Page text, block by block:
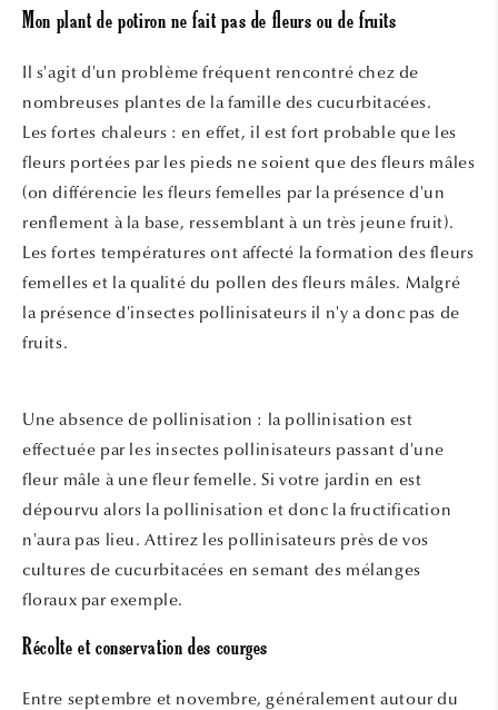
Mon plant de potiron ne fait pas de fleurs ou de fruits
Il s'agit d'un problème fréquent rencontré chez de
nombreuses plantes de la famille des cucurbitacées.
Les fortes chaleurs : en effet, il est fort probable que les
fleurs portées par les pieds ne soient que des fleurs mâles
(on différencie les fleurs femelles par la présence d'un
renflement à la base, ressemblant à un très jeune fruit).
Les fortes températures ont affecté la formation des fleurs
femelles et la qualité du pollen des fleurs mâles. Malgré
la présence d'insectes pollinisateurs il n'y a donc pas de
fruits.
Une absence de pollinisation : la pollinisation est
effectuée par les insectes pollinisateurs passant d'une
fleur mâle à une fleur femelle. Si votre jardin en est
dépourvu alors la pollinisation et donc la fructification
n'aura pas lieu. Attirez les pollinisateurs près de vos
cultures de cucurbitacées en semant des mélanges
floraux par exemple.
Récolte et conservation des courges
Entre septembre et novembre, généralement autour du